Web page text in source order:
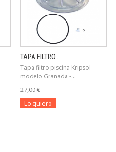
TAPA FILTRO...
Tapa filtro piscina Kripsol
modelo Granada -...
27,00 €
Lo quiero